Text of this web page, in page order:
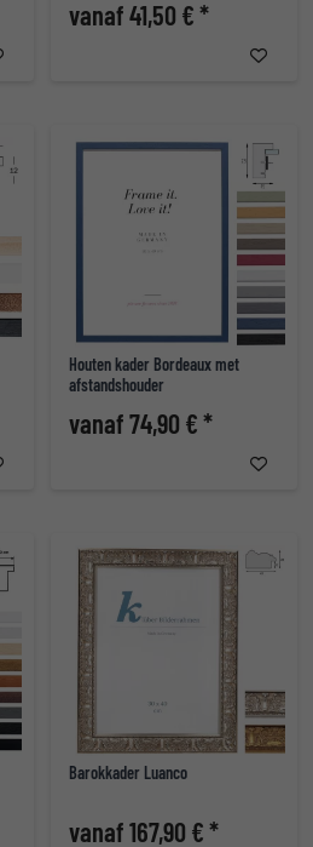
vanaf 41,50 € *
Houten kader Bordeaux met
afstandshouder
vanaf 74,90 € *
Barokkader Luanco
vanaf 167,90 € *